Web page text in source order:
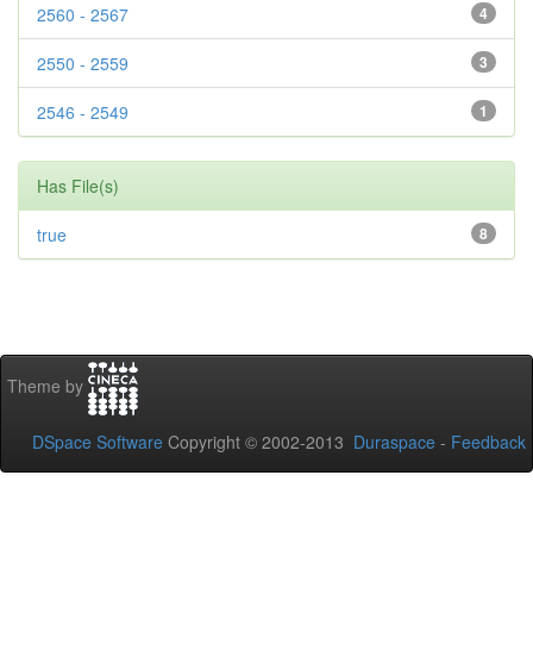
4
2560 - 2567
3
2550 - 2559
1
2546 - 2549
Has File(s)
8
true
Theme by
DSpace Software Copyright © 2002-2013 Duraspace - Feedback